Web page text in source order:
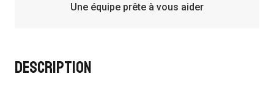
Une équipe prête à vous aider
DESCRIPTION